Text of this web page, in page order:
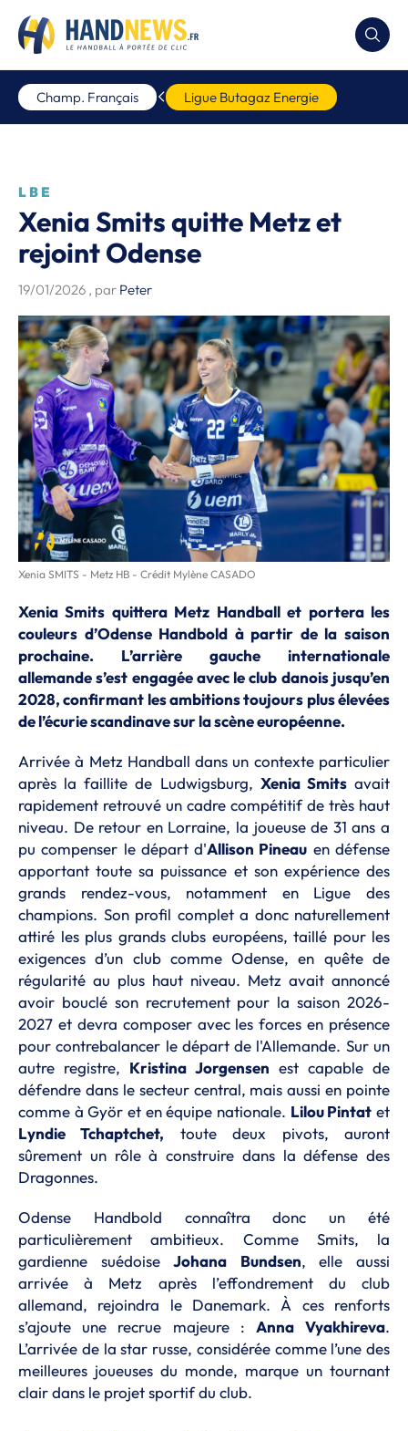
Champ. Français Ligue Butagaz Energie
LBE
Xenia Smits quitte Metz et
rejoint Odense
19/01/2026 , par Peter
Xenia SMITS - Metz HB - Crédit Mylène CASADO
Xenia Smits quittera Metz Handball et portera les
couleurs d’Odense Handbold à partir de la saison
prochaine. L’arrière gauche internationale
allemande s’est engagée avec le club danois jusqu’en
2028, confirmant les ambitions toujours plus élevées
de l’écurie scandinave sur la scène européenne.
Arrivée à Metz Handball dans un contexte particulier
après la faillite de Ludwigsburg, Xenia Smitsavait
rapidement retrouvé un cadre compétitif de très haut
niveau. De retour en Lorraine, la joueuse de 31 ans a
pu compenser le départ d'Allison Pineau en défense
apportant toute sa puissance et son expérience des
grands rendez-vous, notamment en Ligue des
champions. Son profil complet a donc naturellement
attiré les plus grands clubs européens, taillé pour les
exigences d’un club comme Odense, en quête de
régularité au plus haut niveau. Metz avait annoncé
avoir bouclé son recrutement pour la saison 2026-
2027 et devra composer avec les forces en présence
pour contrebalancer le départ de l'Allemande. Sur un
autre registre, Kristina Jorgensen est capable de
défendre dans le secteur central, mais aussi en pointe
comme à Györ et en équipe nationale. Lilou Pintat et
Lyndie Tchaptchet, toute deux pivots, auront
sûrement un rôle à construire dans la défense des
Dragonnes.
Odense Handbold connaîtra donc un été
particulièrement ambitieux. Comme Smits, la
gardienne suédoiseJohana Bundsen, elle aussi
arrivée à Metz après l’effondrement du club
allemand, rejoindra le Danemark. À ces renforts
s’ajoute une recrue majeure : Anna Vyakhireva.
L’arrivée de la star russe, considérée comme l’une des
meilleures joueuses du monde, marque un tournant
clair dans le projet sportif du club.